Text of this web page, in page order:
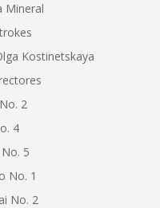
Mineral
Kostinetskaya
2
4
5
No. 1
No. 2